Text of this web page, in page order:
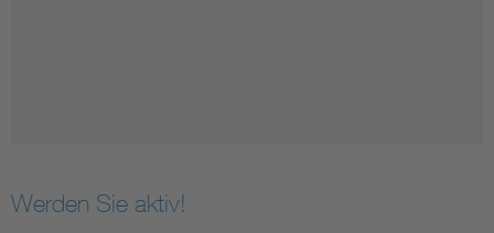
Werden Sie aktiv!